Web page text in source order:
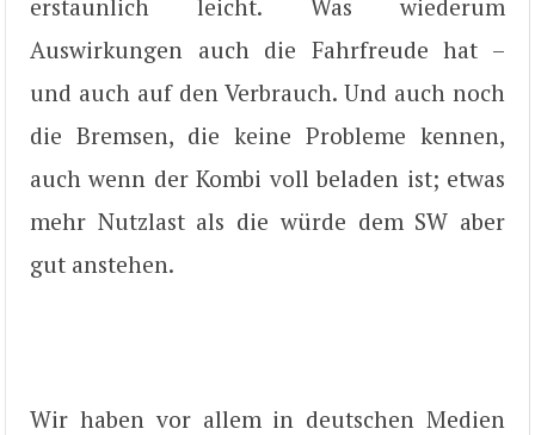
erstaunlich leicht. Was wiederum
Auswirkungen auch die Fahrfreude hat –
und auch auf den Verbrauch. Und auch noch
die Bremsen, die keine Probleme kennen,
auch wenn der Kombi voll beladen ist; etwas
mehr Nutzlast als die würde dem SW aber
gut anstehen.
Wir haben vor allem in deutschen Medien